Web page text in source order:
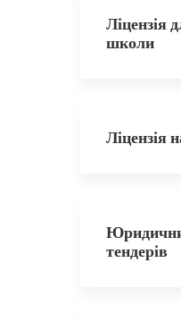
Ліцензія
школи
Ліцензія
тендерів